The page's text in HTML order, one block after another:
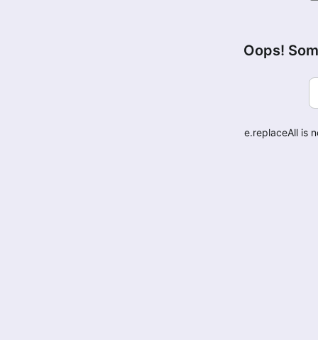
Oops!
e.replaceAll is